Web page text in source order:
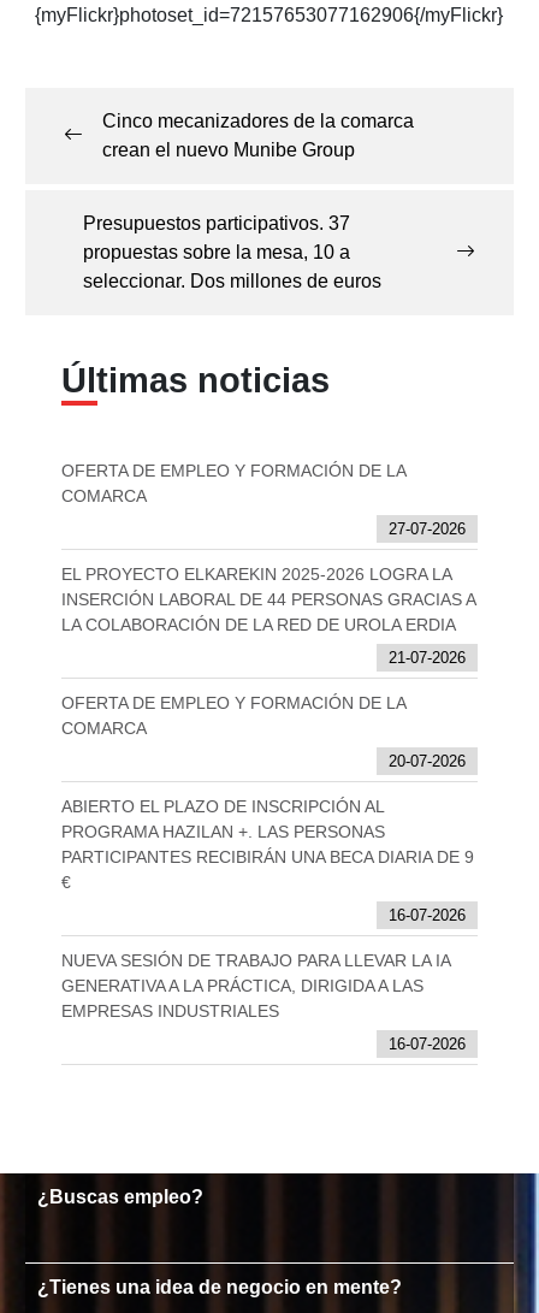
{myFlickr}photoset_id=72157653077162906{/myFlickr}
entradas
Cinco mecanizadores de la comarca
crean el nuevo Munibe Group
Presupuestos participativos. 37
propuestas sobre la mesa, 10 a
seleccionar. Dos millones de euros
Últimas noticias
OFERTA DE EMPLEO Y FORMACIÓN DE LA
COMARCA
27-07-2026
EL PROYECTO ELKAREKIN 2025-2026 LOGRA LA
INSERCIÓN LABORAL DE 44 PERSONAS GRACIAS A
LA COLABORACIÓN DE LA RED DE UROLA ERDIA
21-07-2026
OFERTA DE EMPLEO Y FORMACIÓN DE LA
COMARCA
20-07-2026
ABIERTO EL PLAZO DE INSCRIPCIÓN AL
PROGRAMA HAZILAN +. LAS PERSONAS
PARTICIPANTES RECIBIRÁN UNA BECA DIARIA DE 9
€
16-07-2026
NUEVA SESIÓN DE TRABAJO PARA LLEVAR LA IA
GENERATIVA A LA PRÁCTICA, DIRIGIDA A LAS
EMPRESAS INDUSTRIALES
16-07-2026
¿Buscas empleo?
¿Tienes una idea de negocio en mente?